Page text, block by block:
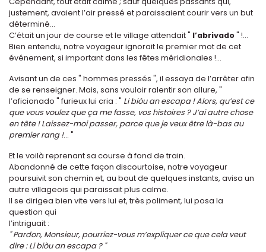
justement, avaient l’air pressé et paraissaient courir vers un but
déterminé...
C’était un jour de course et le village attendait " l’abrivado" !...
Bien entendu, notre voyageur ignorait le premier mot de cet
événement, si important dans les fêtes méridionales !...
Avisant un de ces " hommes pressés ", il essaya de l’arrêter afin
de se renseigner. Mais, sans vouloir ralentir son allure, "
l’aficionado " furieux lui cria : " Li biòu an escapa ! Alors, qu’est ce
que vous voulez que ça me fasse, vos histoires ? J’ai autre chose
en tête ! Laissez-moi passer, parce que je veux être là-bas au
premier rang !... "
Et le voilà reprenant sa course à fond de train.
Abandonné de cette façon discourtoise, notre voyageur
poursuivit son chemin et, au bout de quelques instants, avisa un
autre villageois qui paraissait plus calme.
Il se dirigea bien vite vers lui et, très poliment, lui posa la
question qui
l’intriguait :
" Pardon, Monsieur, pourriez-vous m’expliquer ce que cela veut
dire : Li biòu an escapa ? "